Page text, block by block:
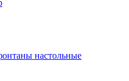
настольные